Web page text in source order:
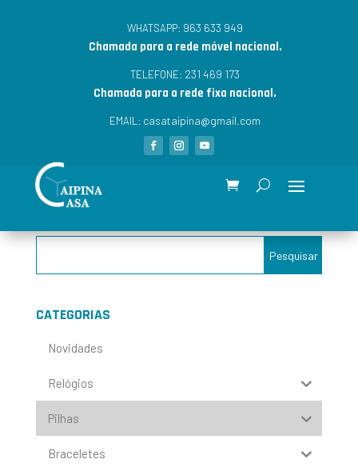
WHATSAPP: 963 633 949
Chamada para a rede móvel nacional.
TELEFONE: 231 469 173
Chamada para a rede fixa nacional.
EMAIL: casataipina@gmail.com
CATEGORIAS
Novidades
Relógios
Pilhas
Braceletes